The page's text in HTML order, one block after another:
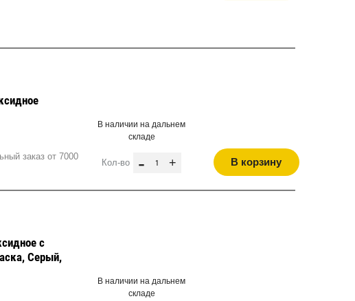
заказ от 7000
В наличии на дальнем
складе
Кол-во - + В корзину
с
Серый,
В наличии на дальнем
складе